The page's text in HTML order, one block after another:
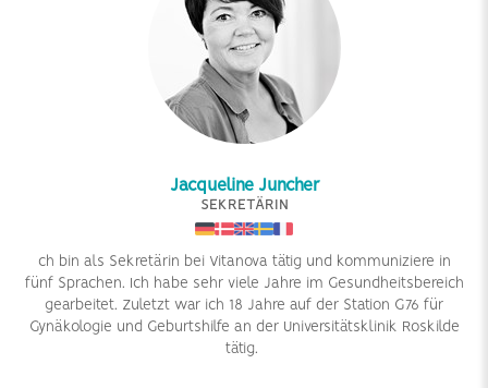
Jacqueline Juncher
SEKRETÄRIN
ch bin als Sekretärin bei Vitanova tätig und kommuniziere in
fünf Sprachen. Ich habe sehr viele Jahre im Gesundheitsbereich
gearbeitet. Zuletzt war ich 18 Jahre auf der Station G76 für
Gynäkologie und Geburtshilfe an der Universitätsklinik Roskilde
tätig.